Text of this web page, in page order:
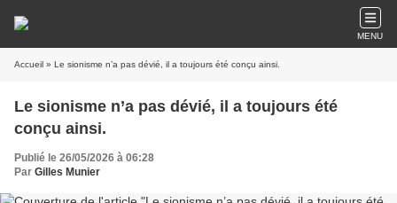
MENU
Accueil » Le sionisme n’a pas dévié, il a toujours été conçu ainsi.
Le sionisme n’a pas dévié, il a toujours été
conçu ainsi.
Publié le 26/05/2026 à 06:28
Par Gilles Munier